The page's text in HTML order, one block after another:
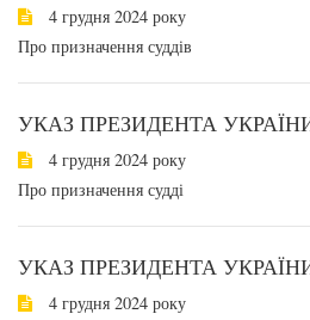
4 грудня 2024 року
Про призначення суддів
УКАЗ ПРЕЗИДЕНТА
4 грудня 2024 року
Про призначення судді
УКАЗ ПРЕЗИДЕНТА
4 грудня 2024 року